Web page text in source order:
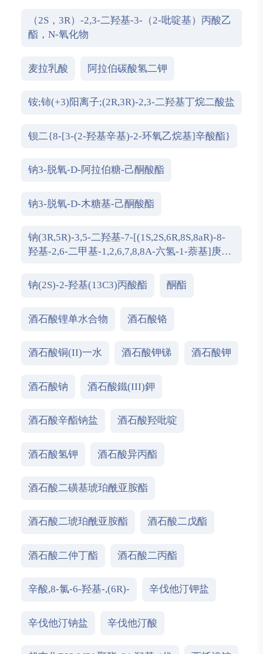
（2S，3R）-2,3-二羟基-3-（2-吡啶基）丙酸乙
酯，N-氧化物
麦拉乳酸 阿拉伯碳酸氢二钾
铵;铈(+3)阳离子;(2R,3R)-2,3-二羟基丁烷二酸盐
钡二{8-[3-(2-羟基辛基)-2-环氧乙烷基]辛酸酯}
钠3-脱氧-D-阿拉伯糖-己酮酸酯
钠3-脱氧-D-木糖基-己酮酸酯
钠(3R,5R)-3,5-二羟基-7-[(1S,2S,6R,8S,8aR)-8-
羟基-2,6-二甲基-1,2,6,7,8,8A-六氢-1-萘基]庚酸
钠(2S)-2-羟基(13C3)丙酸酯
酮酯
酒石酸锂单水合物 酒石酸铬
酒石酸铜(II)一水 酒石酸钾锑 酒石酸钾
酒石酸钠 酒石酸鐵(III)鉀
酒石酸辛酯钠盐 酒石酸羟吡啶
酒石酸氢钾 酒石酸异丙酯
酒石酸二磺基琥珀酰亚胺酯
酒石酸二琥珀酰亚胺酯 酒石酸二戊酯
酒石酸二仲丁酯 酒石酸二丙酯
辛酸,8-氯-6-羟基-,(6R)- 辛伐他汀钾盐
辛伐他汀钠盐 辛伐他汀酸